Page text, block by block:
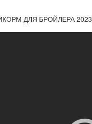
ДЛЯ БРОЙЛЕРА 2023